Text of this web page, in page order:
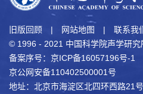
旧版回顾 | 网站地图 |
联系我
© 1996 - 2021 中国科学院声学研究
备案序号：京ICP备16057196号-1
京公网安备110402500001号
地址：北京市海淀区北四环西路21